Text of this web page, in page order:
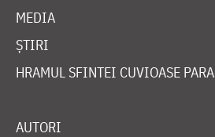
MEDIA
ȘTIRI
HRAMUL SFINTEI CUVIOASE
AUTORI